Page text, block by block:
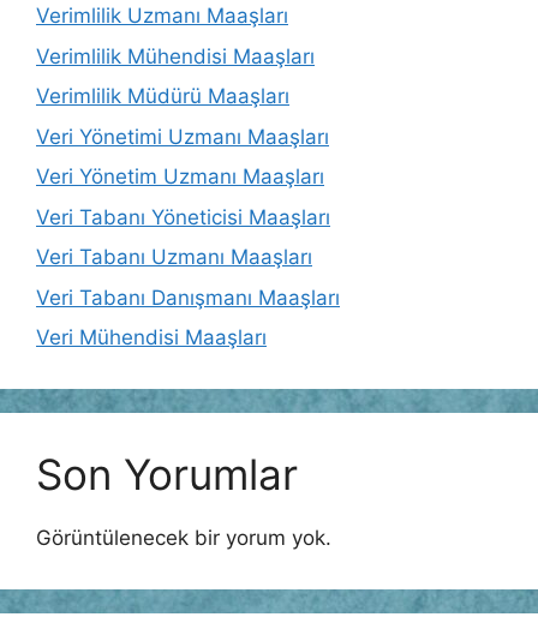
Verimlilik Uzmanı Maaşları
Verimlilik Mühendisi Maaşları
Verimlilik Müdürü Maaşları
Veri Yönetimi Uzmanı Maaşları
Veri Yönetim Uzmanı Maaşları
Veri Tabanı Yöneticisi Maaşları
Veri Tabanı Uzmanı Maaşları
Veri Tabanı Danışmanı Maaşları
Veri Mühendisi Maaşları
Son Yorumlar
Görüntülenecek bir yorum yok.